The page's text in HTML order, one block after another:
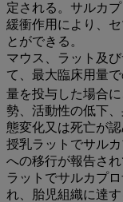
定される。サルカ
緩衝作用により、
とができる。
マウス、ラット及
て、最大臨床用量で
量を投与した場合
勢、活動性の低下
態変化又は死亡が認
授乳ラットでサル
への移行が報告され
ラットでサルカプ
れ、胎児組織に達